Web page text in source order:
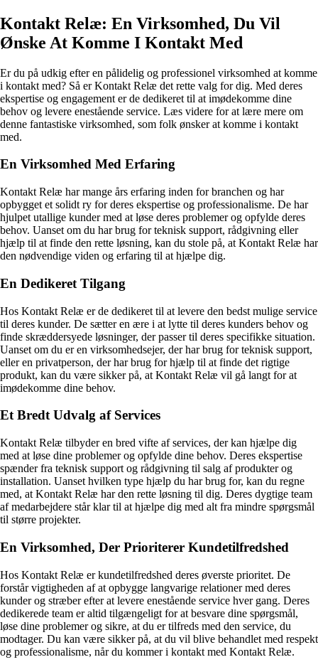
Kontakt Relæ: En Virksomhed, Du Vil
Ønske At Komme I Kontakt Med
Er du på udkig efter en pålidelig og professionel virksomhed at komme
i kontakt med? Så er Kontakt Relæ det rette valg for dig. Med deres
ekspertise og engagement er de dedikeret til at imødekomme dine
behov og levere enestående service. Læs videre for at lære mere om
denne fantastiske virksomhed, som folk ønsker at komme i kontakt
med.
En Virksomhed Med Erfaring
Kontakt Relæ har mange års erfaring inden for branchen og har
opbygget et solidt ry for deres ekspertise og professionalisme. De har
hjulpet utallige kunder med at løse deres problemer og opfylde deres
behov. Uanset om du har brug for teknisk support, rådgivning eller
hjælp til at finde den rette løsning, kan du stole på, at Kontakt Relæ har
den nødvendige viden og erfaring til at hjælpe dig.
En Dedikeret Tilgang
Hos Kontakt Relæ er de dedikeret til at levere den bedst mulige service
til deres kunder. De sætter en ære i at lytte til deres kunders behov og
finde skræddersyede løsninger, der passer til deres specifikke situation.
Uanset om du er en virksomhedsejer, der har brug for teknisk support,
eller en privatperson, der har brug for hjælp til at finde det rigtige
produkt, kan du være sikker på, at Kontakt Relæ vil gå langt for at
imødekomme dine behov.
Et Bredt Udvalg af Services
Kontakt Relæ tilbyder en bred vifte af services, der kan hjælpe dig
med at løse dine problemer og opfylde dine behov. Deres ekspertise
spænder fra teknisk support og rådgivning til salg af produkter og
installation. Uanset hvilken type hjælp du har brug for, kan du regne
med, at Kontakt Relæ har den rette løsning til dig. Deres dygtige team
af medarbejdere står klar til at hjælpe dig med alt fra mindre spørgsmål
til større projekter.
En Virksomhed, Der Prioriterer Kundetilfredshed
Hos Kontakt Relæ er kundetilfredshed deres øverste prioritet. De
forstår vigtigheden af at opbygge langvarige relationer med deres
kunder og stræber efter at levere enestående service hver gang. Deres
dedikerede team er altid tilgængeligt for at besvare dine spørgsmål,
løse dine problemer og sikre, at du er tilfreds med den service, du
modtager. Du kan være sikker på, at du vil blive behandlet med respekt
og professionalisme, når du kommer i kontakt med Kontakt Relæ.